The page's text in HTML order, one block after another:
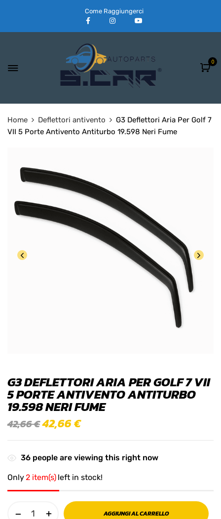
Come Raggiungerci
0
Home Deflettori antivento
G3 Deflettori Aria Per Golf 7
VII 5 Porte Antivento Antiturbo 19.598 Neri Fume
G3 DEFLETTORI ARIA PER GOLF 7 VII
5 PORTE ANTIVENTO ANTITURBO
19.598 NERI FUME
42,66€42,66€
36 people are viewing this right now
Only2 item(s) left in stock!
AGGIUNGI AL CARRELLO